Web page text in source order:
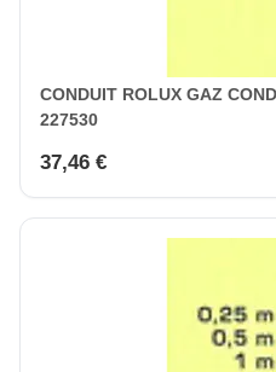
CONDUIT ROLUX GAZ
227530
37,46 €